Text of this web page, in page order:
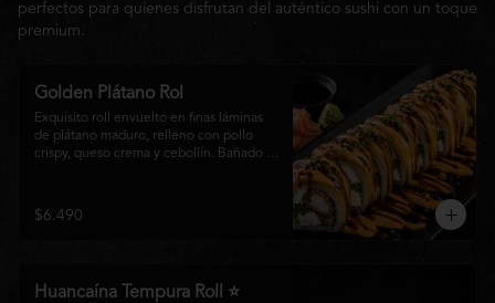
perfectos para quienes disfrutan del auténtico sushi con un toque
premium.
Golden Plátano Rol
Exquisito roll envuelto en finas láminas
de plátano maduro, relleno con pollo
crispy, queso crema y cebollín. Bañado
tostado y cebollín fresco. Una
combinación perfecta entre el dulzor del
$6.490
Huancaína Tempura Roll ⭐